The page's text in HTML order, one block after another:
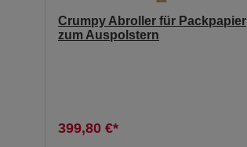
Crumpy Abroller für Packpapier
zum Auspolstern
399,80 €*